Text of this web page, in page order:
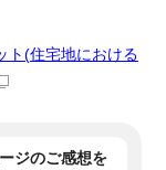
ト(住宅地における
ジのご感想を